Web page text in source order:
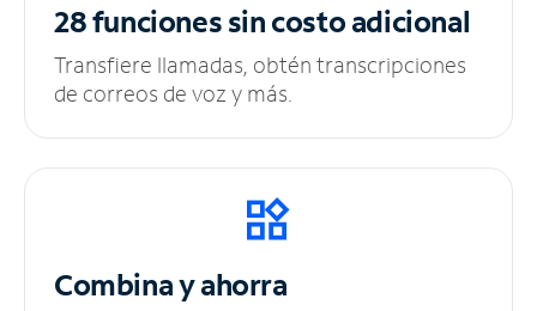
28 funciones sincosto adicional
Transfiere llamadas, obtén transcripciones
de correos de voz y más.
Combina y ahorra